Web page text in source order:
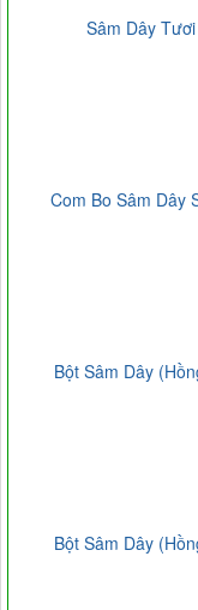
Sâm Dây
Com Bo Sâm Dây
Bột Sâm Dây
Bột Sâm Dây